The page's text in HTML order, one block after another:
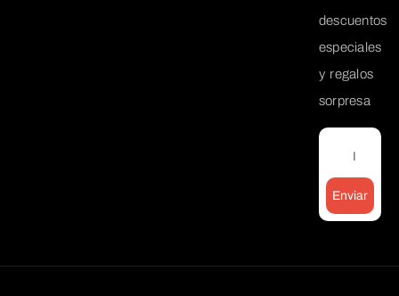
descuentos
especiales
y regalos
sorpresa
Enviar